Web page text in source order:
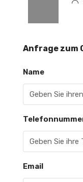
Anfrage zum
Name
Email